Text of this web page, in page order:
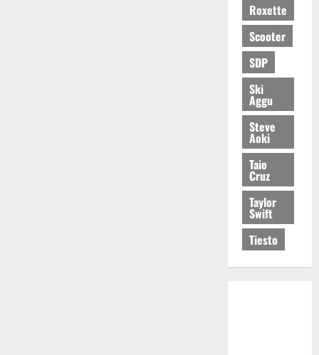
Roxette
Scooter
SDP
Ski
Aggu
Steve
Aoki
Taio
Cruz
Taylor
Swift
Tiesto